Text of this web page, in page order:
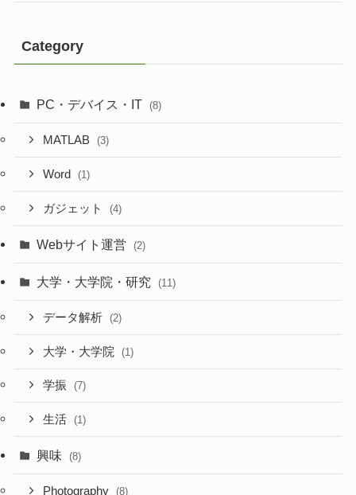
Category
PC・デバイス・IT (8)
MATLAB (3)
Word (1)
ガジェット (4)
Webサイト運営 (2)
大学・大学院・研究 (11)
データ解析 (2)
大学・大学院 (1)
学振 (7)
生活 (1)
興味 (8)
Photography (8)